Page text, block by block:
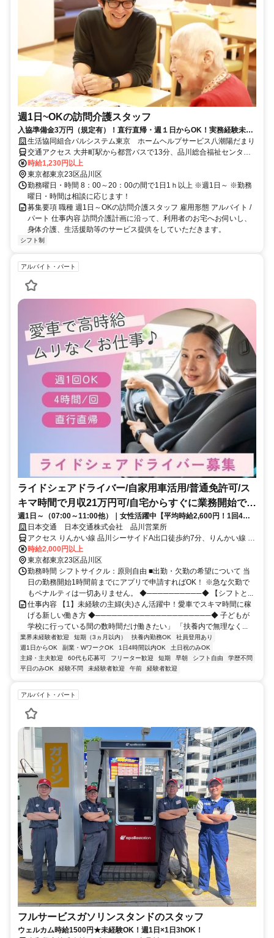
週1日~OKの訪問介護スタッフ
入協準備金3万円（規定有）！直行直帰・週１日からOK！実務経験未経
験者・ブランクある方OK♪
生活協同組合パルシステム東京 ホームヘルプサービス八潮陽だまり
交通アクセス 大井町駅から都営バスで13分、品川総合福祉センター
前 ＪＲ大井町駅東口から都営バス「井92」又は「直01」にて品川総
合福祉センター下車徒歩2分です。 都営バス下車進行方向に大きなカ
ーブを切ったガードレールに沿って300メートル進むと信号のある横
断歩道があります。 緑道公園側から団地側に渡ります。 都営アパー
トと八潮ハイツの間を通り10メートル先の正面が事業所の八潮ビルで
す
時給1,230円以上
東京都東京23区品川区
勤務曜日・時間 8：00～20：00の間で1日1ｈ以上 ※週1日～ ※勤務
曜日・時間は相談に応じます！
募集要項 職種 週1日～OKの訪問介護スタッフ 雇用形態 アルバイト /
パート 仕事内容 訪問介護計画に沿って、利用者のお宅へお伺いし、
身体介護、生活援助等のサービス提供をしていただきます。
シフト制
アルバイト・パート
ライドシェアドライバー/自家用車活用/普通免許可/ス
キマ時間で月収21万円可/自宅からすぐに業務開始でき
る
週1日～（07:00～11:00他）｜女性活躍中【平均時給2,600円！1回4時
間・愛車で直行直帰】ライドシェアのドライバー◎週1回・4時間でOK
なのでスキマ時間に！当日の急なシフト変更も調整OK！
日本交通 日本交通株式会社 品川営業所
アクセス りんかい線 品川シーサイドA出口徒歩約7分、りんかい線 天
王洲アイル（りんかい線）C出口徒歩約6分、東京モノレール 天王洲
アイル（モノレール）南口徒歩約10分 6月8日より移転します。移転
先住所：〒108-0075 東京都港区港南4丁目7-61
時給2,000円以上
東京都東京23区品川区
勤務時間 シフトサイクル：原則自由 ■出勤・欠勤の希望について 当
日の勤務開始1時間前までにアプリで申請すればOK！ ※急な欠勤で
もペナルティは一切ありません。 ◆──────────◆ 【シフトと...
仕事内容 【1】未経験の主婦(夫)さん活躍中！愛車でスキマ時間に稼
げる新しい働き方 ◆─────────────────────◆ 子どもが
学校に行っている間の数時間だけ働きたい」 「扶養内で無理なく...
業界未経験者歓迎 短期（3ヵ月以内） 扶養内勤務OK
社員登用あり
週1日からOK
副業・WワークOK 1日4時間以内OK
土日祝のみOK
主婦・主夫歓迎
60代も応募可 フリーター歓迎 短期 早朝 シフト自由
学歴不問
平日のみOK
経験不問 未経験者歓迎 午前 経験者歓迎
アルバイト・パート
フルサービスガソリンスタンドのスタッフ
ウェルカム時給1500円★未経験OK！週1日×1日3hOK！